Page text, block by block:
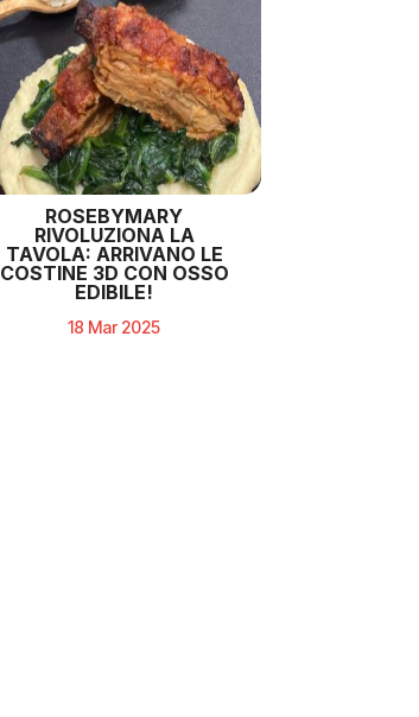
ROSEBYMARY
RIVOLUZIONA LA
TAVOLA: ARRIVANO LE
COSTINE 3D CON OSSO
EDIBILE!
18 Mar 2025